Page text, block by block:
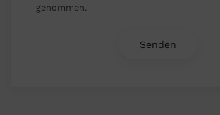
genommen.